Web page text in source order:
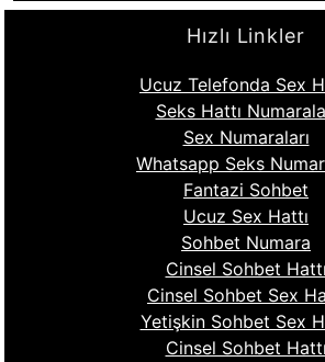
Hızlı Linkler
Ucuz Telefonda Sex
Seks Hattı
Sex Numaraları
Whatsapp Seks
Fantazi Sohbet
Ucuz Sex Hattı
Sohbet Numara
Cinsel Sohbet Hattı
Cinsel Sohbet Sex
Yetişkin Sohbet Sex
Cinsel Sohbet Hattı